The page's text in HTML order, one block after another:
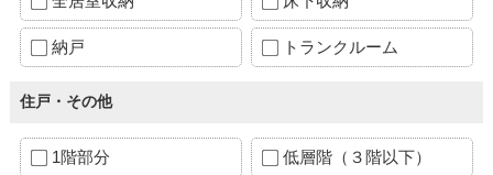
納戸 トランクルーム
住戸・その他
1階部分 低層階（３階以下）